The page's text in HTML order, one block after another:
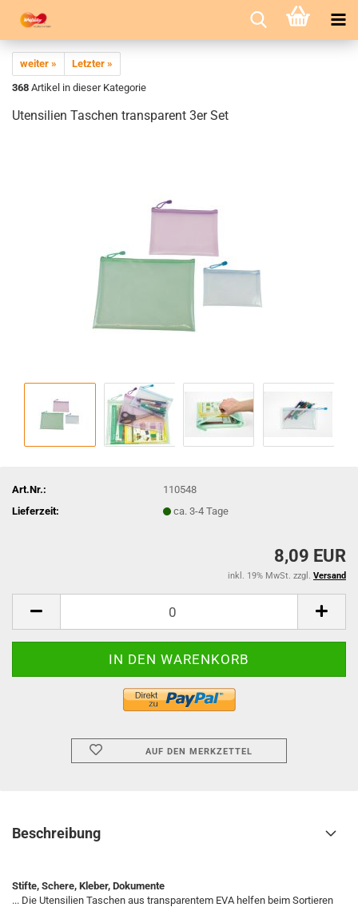
weiter »
Letzter »
368 Artikel in dieser Kategorie
Utensilien Taschen transparent 3er Set
Art.Nr.:
110548
Lieferzeit:
ca. 3-4 Tage
8,09 EUR
inkl. 19% MwSt. zzgl. Versand
AUF DEN MERKZETTEL
Beschreibung
Stifte, Schere, Kleber, Dokumente
... Die Utensilien Taschen aus transparentem EVA helfen beim Sortieren